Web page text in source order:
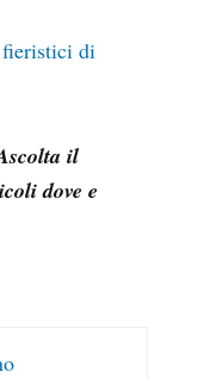
fieristici di
il
dove e